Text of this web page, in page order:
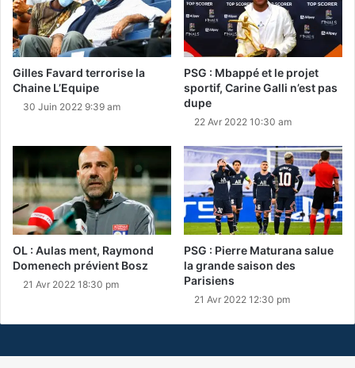
Gilles Favard terrorise la
Chaine L’Equipe
30 Juin 2022 9:39 am
PSG : Mbappé et le projet
sportif, Carine Galli n’est pas
dupe
22 Avr 2022 10:30 am
OL : Aulas ment, Raymond
Domenech prévient Bosz
21 Avr 2022 18:30 pm
PSG : Pierre Maturana salue
la grande saison des
Parisiens
21 Avr 2022 12:30 pm